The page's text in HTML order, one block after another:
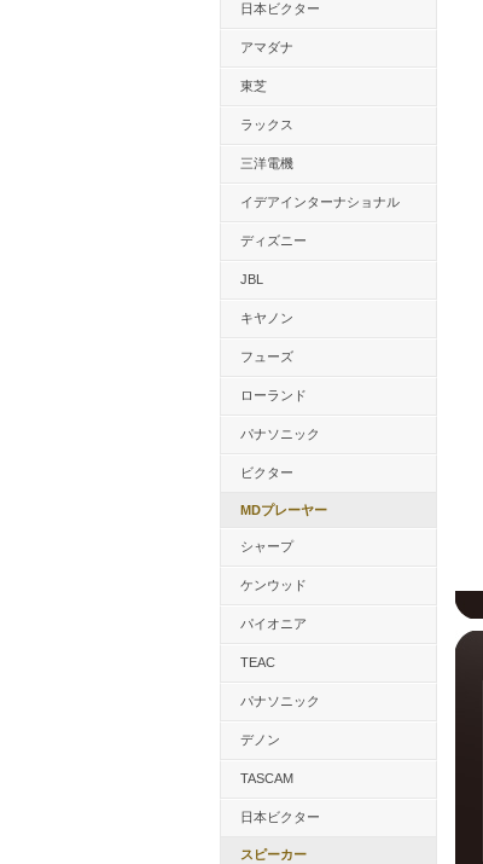
日本ビクター
アマダナ
東芝
ラックス
三洋電機
イデアインターナショナル
ディズニー
JBL
キヤノン
フューズ
ローランド
パナソニック
ビクター
MDプレーヤー
シャープ
ケンウッド
パイオニア
TEAC
パナソニック
デノン
TASCAM
日本ビクター
スピーカー